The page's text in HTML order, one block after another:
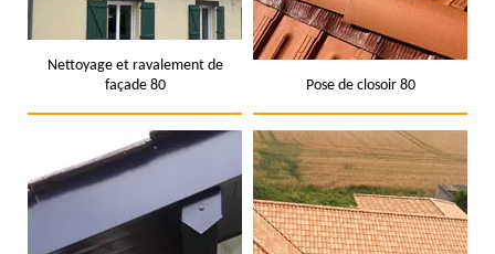
Nettoyage et ravalement de
façade 80
Pose de closoir 80